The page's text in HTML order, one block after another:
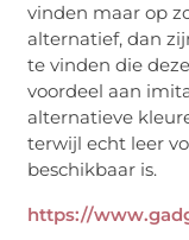
vinden maar op
alternatief, dan
te vinden die
voordeel aan
alternatieve
terwijl echt leer
beschikbaar is.
https://